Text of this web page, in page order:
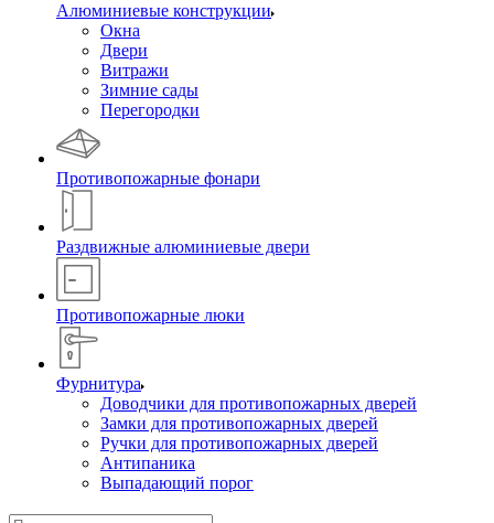
Алюминиевые конструкции
Окна
Двери
Витражи
Зимние сады
Перегородки
Противопожарные фонари
Раздвижные алюминиевые двери
Противопожарные люки
Фурнитура
Доводчики для противопожарных дверей
Замки для противопожарных дверей
Ручки для противопожарных дверей
Антипаника
Выпадающий порог